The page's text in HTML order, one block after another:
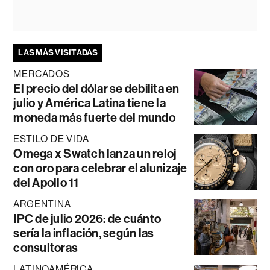
LAS MÁS VISITADAS
MERCADOS
El precio del dólar se debilita en
julio y América Latina tiene la
moneda más fuerte del mundo
ESTILO DE VIDA
Omega x Swatch lanza un reloj
con oro para celebrar el alunizaje
del Apollo 11
ARGENTINA
IPC de julio 2026: de cuánto
sería la inflación, según las
consultoras